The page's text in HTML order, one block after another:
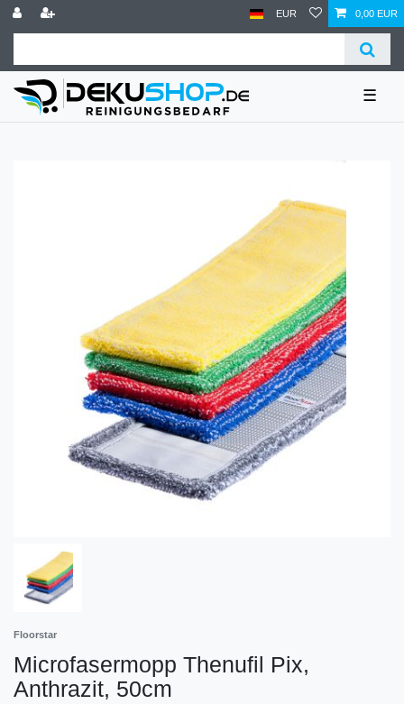
EUR 0,00 EUR
☰
Floorstar
Microfasermopp Thenufil Pix,
Anthrazit, 50cm